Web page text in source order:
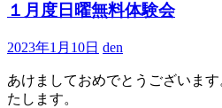
１月度日曜無料体験会
2023年1月10日 den
あけましておめでとうございま
たします。